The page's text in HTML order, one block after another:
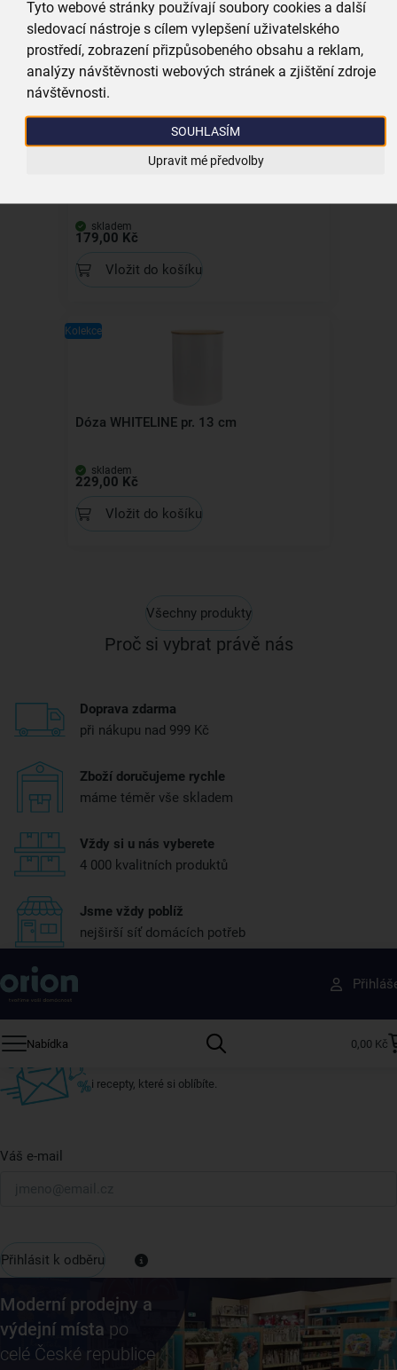
Tyto webové stránky používají soubory cookies a další
sledovací nástroje s cílem vylepšení uživatelského
prostředí, zobrazení přizpůsobeného obsahu a reklam,
analýzy návštěvnosti webových stránek a zjištění zdroje
návštěvnosti.
SOUHLASÍM
Upravit mé předvolby
Vložit do košíku
Kolekce
skladem
179,00 Kč
Vložit do košíku
Kolekce
Dóza WHITELINE pr. 13 cm
skladem
229,00 Kč
Vložit do košíku
Všechny produkty
Proč si vybrat právě nás
Doprava zdarma
při nákupu nad 999 Kč
Zboží doručujeme rychle
máme téměr vše skladem
Vždy si u nás vyberete
4 000 kvalitních produktů
Jsme vždy poblíž
nejširší síť domácích potřeb
Nabídka 0,00 Kč
Získejte rady, recepty a tipy na slevy dřív než
ostatní
Přihlaste se k odběru našeho newsletteru.
i recepty, které si oblíbíte.
Váš e-mail
Přihlásit k odběru
Moderní prodejny a
výdejní místa po
celé České republice